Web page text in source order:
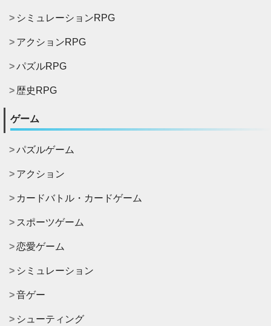
シミュレーションRPG
アクションRPG
パズルRPG
歴史RPG
ゲーム
パズルゲーム
アクション
カードバトル・カードゲーム
スポーツゲーム
恋愛ゲーム
シミュレーション
音ゲー
シューティング